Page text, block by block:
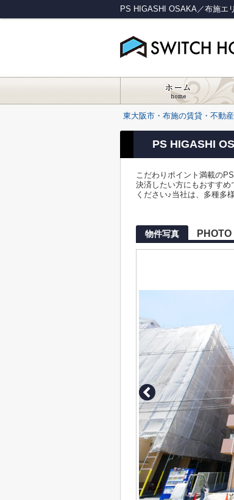
PS HIGASHI OSAKA／布施エ
東大阪市・布施の賃貸・不動
PS HIGASHI
こだわりポイント満載の
決済したい方にもおすす
ください♪当社は、多種多
物件写真